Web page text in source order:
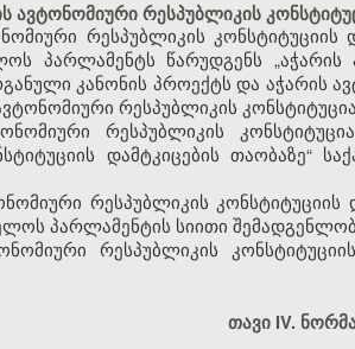
ავტონომიური რესპუბლიკის
რესპუბლიკის
პარლამენტს წარუდგენს
კანონის პროექტს და აჭარის
რესპუბლიკის
რესპუბლიკის
დამტკიცების
რესპუბლიკის
პარლამენტის სიითი
რესპუბლიკის
თავი IV.